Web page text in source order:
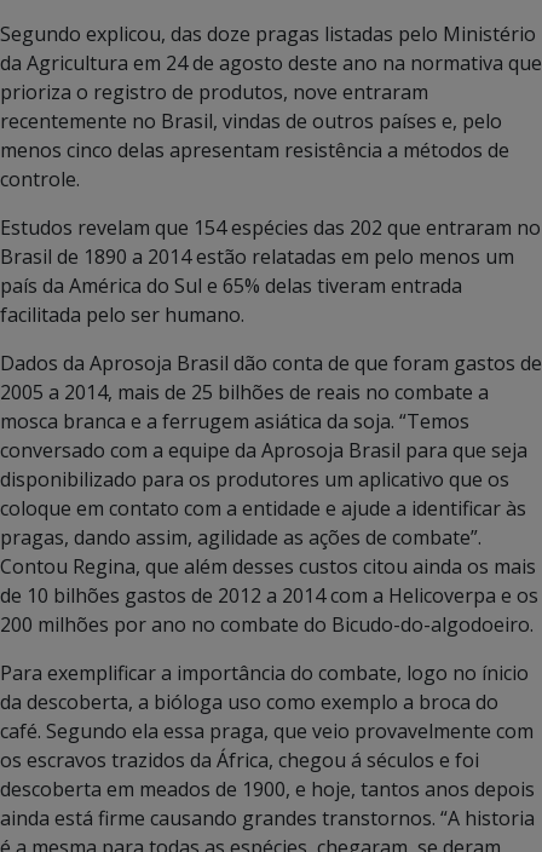
Segundo explicou, das doze pragas listadas pelo Ministério
da Agricultura em 24 de agosto deste ano na normativa que
prioriza o registro de produtos, nove entraram
recentemente no Brasil, vindas de outros países e, pelo
menos cinco delas apresentam resistência a métodos de
controle.
Estudos revelam que 154 espécies das 202 que entraram no
Brasil de 1890 a 2014 estão relatadas em pelo menos um
país da América do Sul e 65% delas tiveram entrada
facilitada pelo ser humano.
Dados da Aprosoja Brasil dão conta de que foram gastos de
2005 a 2014, mais de 25 bilhões de reais no combate a
mosca branca e a ferrugem asiática da soja. “Temos
conversado com a equipe da Aprosoja Brasil para que seja
disponibilizado para os produtores um aplicativo que os
coloque em contato com a entidade e ajude a identificar às
pragas, dando assim, agilidade as ações de combate”.
Contou Regina, que além desses custos citou ainda os mais
de 10 bilhões gastos de 2012 a 2014 com a Helicoverpa e os
200 milhões por ano no combate do Bicudo-do-algodoeiro.
Para exemplificar a importância do combate, logo no ínicio
da descoberta, a bióloga uso como exemplo a broca do
café. Segundo ela essa praga, que veio provavelmente com
os escravos trazidos da África, chegou á séculos e foi
descoberta em meados de 1900, e hoje, tantos anos depois
ainda está firme causando grandes transtornos. “A historia
é a mesma para todas as espécies, chegaram, se deram